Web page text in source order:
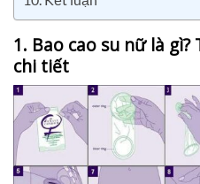
1. Bao cao su nữ là
chi tiết